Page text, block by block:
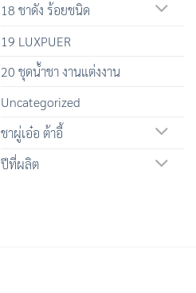
18 ชาดัง ร้อยชนิด
19 LUXPUER
20 ชุดน้ำชา งานแต่งงาน
Uncategorized
ชาผู่เอ๋อ ต้าอี้
ปีที่ผลิต